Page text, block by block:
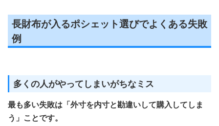
長財布が入るポシェット選びでよくある失敗
例
多くの人がやってしまいがちなミス
最も多い失敗は「外寸を内寸と勘違いして購入してしま
う」ことです。